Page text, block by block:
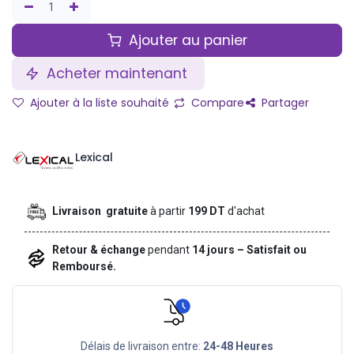
Ajouter au panier
Acheter maintenant
Ajouter à la liste souhaité Compare Partager
Lexical
Livraison gratuiteà partir 199 DTd'achat
Retour & échangependant 14 jours – Satisfait ou
Remboursé.
Délais de livraison entre: 24-48 Heures